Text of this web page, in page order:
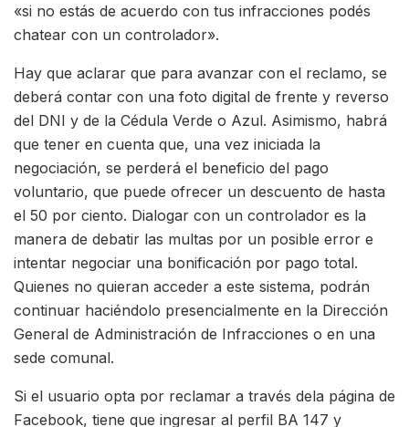
«si no estás de acuerdo con tus infracciones podés
chatear con un controlador».
Hay que aclarar que para avanzar con el reclamo, se
deberá contar con una foto digital de frente y reverso
del DNI y de la Cédula Verde o Azul. Asimismo, habrá
que tener en cuenta que, una vez iniciada la
negociación, se perderá el beneficio del pago
voluntario, que puede ofrecer un descuento de hasta
el 50 por ciento. Dialogar con un controlador es la
manera de debatir las multas por un posible error e
intentar negociar una bonificación por pago total.
Quienes no quieran acceder a este sistema, podrán
continuar haciéndolo presencialmente en la Dirección
General de Administración de Infracciones o en una
sede comunal.
Si el usuario opta por reclamar a través dela página de
Facebook, tiene que ingresar al perfil BA 147 y